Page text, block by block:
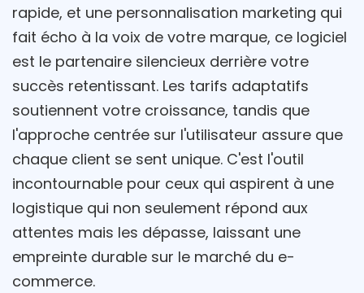
rapide, et une personnalisation marketing qui
fait écho à la voix de votre marque, ce logiciel
est le partenaire silencieux derrière votre
succès retentissant. Les tarifs adaptatifs
soutiennent votre croissance, tandis que
l'approche centrée sur l'utilisateur assure que
chaque client se sent unique. C'est l'outil
incontournable pour ceux qui aspirent à une
logistique qui non seulement répond aux
attentes mais les dépasse, laissant une
empreinte durable sur le marché du e-
commerce.